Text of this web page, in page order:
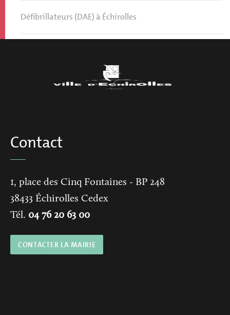
Défibrillateurs (DAE) à Échirolles
Contact
1, place des Cinq Fontaines - BP 248
38433 Échirolles Cedex
Tél. 04 76 20 63 00
CONTACTER LA MAIRIE